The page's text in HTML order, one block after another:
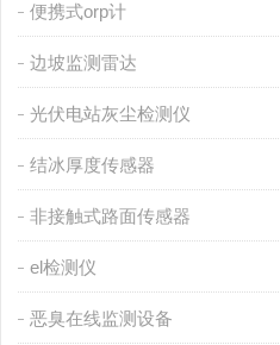
便携式orp计
边坡监测雷达
光伏电站灰尘检测仪
结冰厚度传感器
非接触式路面传感器
el检测仪
恶臭在线监测设备